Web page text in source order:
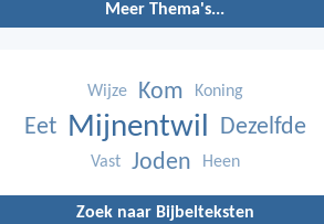
Meer Thema's...
Wijze Kom Koning
Eet Mijnentwil Dezelfde
Vast Joden Heen
Zoek naar Bijbelteksten